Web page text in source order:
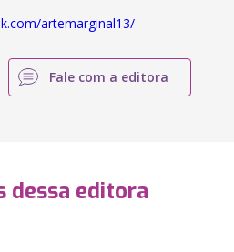
artemarginal13/
Fale com a editora
dessa editora